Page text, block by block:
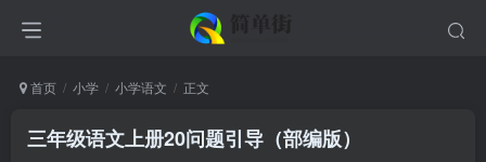
首页 小学 小学语文 正文
三年级语文上册20问题引导（部编版）